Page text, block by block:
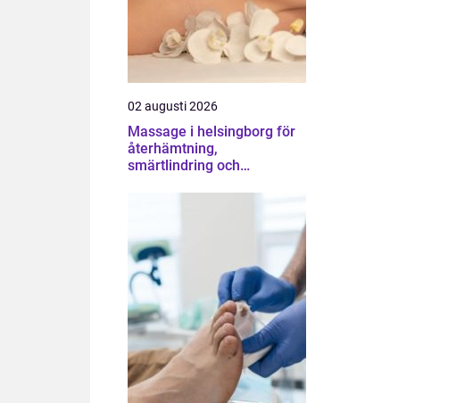
02 augusti 2026
Massage i helsingborg för
återhämtning,
smärtlindring och